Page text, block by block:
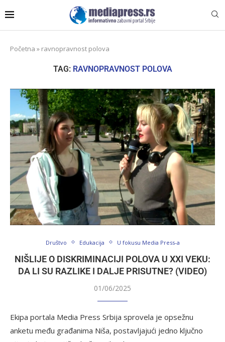
Početna » ravnopravnost polova
TAG: RAVNOPRAVNOST POLOVA
Društvo Edukacija U fokusu Media Press-a
NIŠLIJE O DISKRIMINACIJI POLOVA U XXI VEKU:
DA LI SU RAZLIKE I DALJE PRISUTNE? (VIDEO)
01/06/2025
Ekipa portala Media Press Srbija sprovela je opsežnu
anketu među građanima Niša, postavljajući jedno ključno